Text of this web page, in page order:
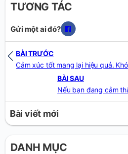
DANH MỤC
TƯƠNG TÁC
Gửi một ai đó?
BÀI TRƯỚC
BÀI SAU
Bài viết mới